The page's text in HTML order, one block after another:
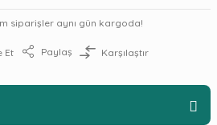
siparişler aynı gün kargoda!
Et Paylaş Karşılaştır